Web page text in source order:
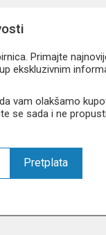
Primajte
ekskluzivnim
vam olakšamo
se sada i ne
Pretplata